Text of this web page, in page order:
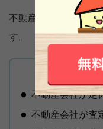
不動産会社から連絡
す。
不動産会社が定
不動産会社が査